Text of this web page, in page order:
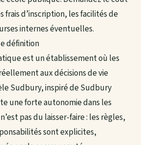
d’inscription, les facilités de
internes éventuelles.
définition
est un établissement où les
aux décisions de vie
Sudbury, inspiré de Sudbury
une forte autonomie dans les
pas du laisser-faire : les règles,
sont explicites,